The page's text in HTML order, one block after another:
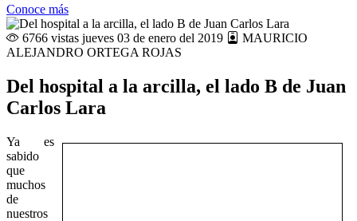
Conoce más
6766 vistas jueves 03 de enero del 2019
MAURICIO
ALEJANDRO ORTEGA ROJAS
Del hospital a la arcilla, el lado B de Juan
Carlos Lara
Ya es
sabido
que
muchos
de
nuestros